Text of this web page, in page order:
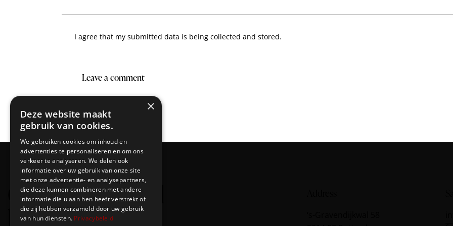
I agree that my submitted data is being collected and stored.
Creating cultural
bridges
×
Deze website maakt
gebruik van cookies.
We gebruiken cookies om inhoud en
advertenties te personaliseren en om ons
verkeer te analyseren. We delen ook
informatie over uw gebruik van onze site
met onze advertentie- en analysepartners,
die deze kunnen combineren met andere
informatie die u aan hen heeft verstrekt of
die zij hebben verzameld door uw gebruik
van hun diensten. Privacybeleid